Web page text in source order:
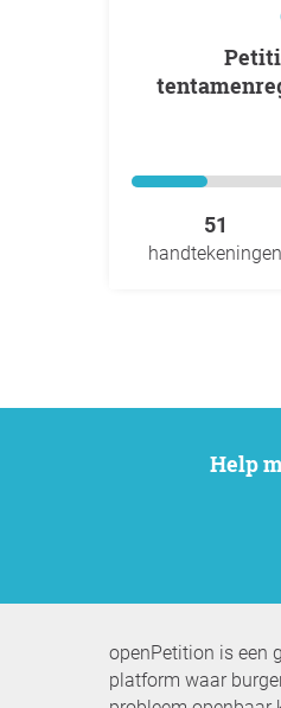
Petitie UU: Eerlijke
51
handtekeningen
Help
openPetition is een
platform waar